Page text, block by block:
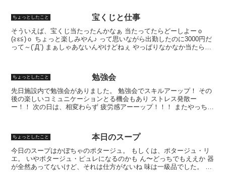
ちょっとしたこと 宝くじと仕事
そういえば、宝くじ当たったんかなぁ 当たってたらどーしよーｏ
(≧ε≦)ｏ ちょっと楽しみやん♪ って思いながら出勤したのに3000円だ
って～(´Д`) まぁしゃあないんやけどねぇ やっぱりなかなか当たらん
ちょっとしたこと 勉強会
先日施設内で勉強会がありました。 勉強会でスキルアーップ！ その
後の楽しいコミュニケーションとる機会もあり ストレス発散ー
ー！！ 次の日は、相変わらず 疲労感アーーップ！！！ またやっちま
ちょっとしたこと 本日のスープ
今日のスープはかぼちゃのポタージュ。 もしくは、ポタージュ・リ
エ。 いやポタージュ・ピュレになるのかも ん〜どっちでもええか 器
が全然あってないけど、それは仕方がないね 味は一級品でした。 お